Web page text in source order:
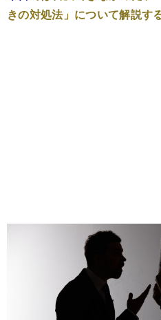
きの対処法」について解説す